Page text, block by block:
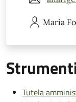
Maria
Tutela